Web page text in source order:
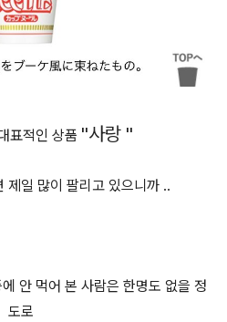
표적인 상품 "사랑 "
제일 많이 팔리고 있으니까 ..
안 먹어 본 사람은 한명도 없을 정
도로